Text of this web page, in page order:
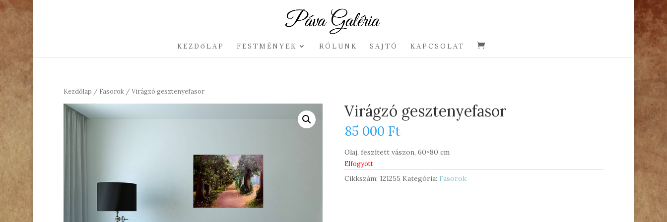
KEZDŐLAP FESTMÉNYEK RÓLUNK SAJTÓ KAPCSOLAT
Kezdőlap / Fasorok/ Virágzó gesztenyefasor
Virágzó gesztenyefasor
85 000 Ft
Olaj, feszített vászon, 60×80 cm
Elfogyott
Cikkszám: 121255 Kategória: Fasorok